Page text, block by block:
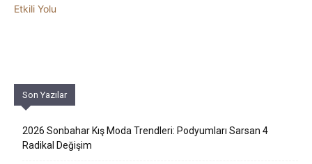
Son Yazılar
2026 Sonbahar Kış Moda Trendleri: Podyumları Sarsan 4
Radikal Değişim